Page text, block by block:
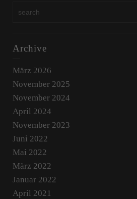
Archive
März 2026
November 2025
November 2024
April 2024
November 2023
Juni 2022
Mai 2022
März 2022
Januar 2022
April 2021